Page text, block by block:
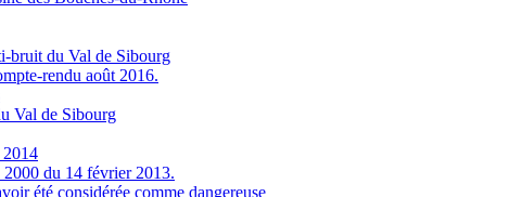
bruit du Val de Sibourg
rendu août 2016.
Val de Sibourg
du 14 février 2013.
été considérée comme dangereuse